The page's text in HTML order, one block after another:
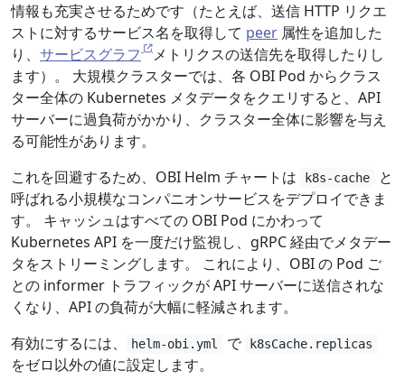
情報も充実させるためです（たとえば、送信 HTTP リクエ
ストに対するサービス名を取得して peer 属性を追加した
り、 サービスグラフ
メトリクスの送信先を取得したりし
ます）。 大規模クラスターでは、各 OBI Pod からクラス
ター全体の Kubernetes メタデータをクエリすると、API
サーバーに過負荷がかかり、クラスター全体に影響を与え
る可能性があります。
これを回避するため、OBI Helm チャートは
k8s-cache
と
呼ばれる小規模なコンパニオンサービスをデプロイできま
す。 キャッシュはすべての OBI Pod にかわって
Kubernetes API を一度だけ監視し、gRPC 経由でメタデー
タをストリーミングします。 これにより、OBI の Pod ご
との informer トラフィックが API サーバーに送信されな
くなり、API の負荷が大幅に軽減されます。
有効にするには、
helm-obi.yml で k8sCache.replicas
をゼロ以外の値に設定します。